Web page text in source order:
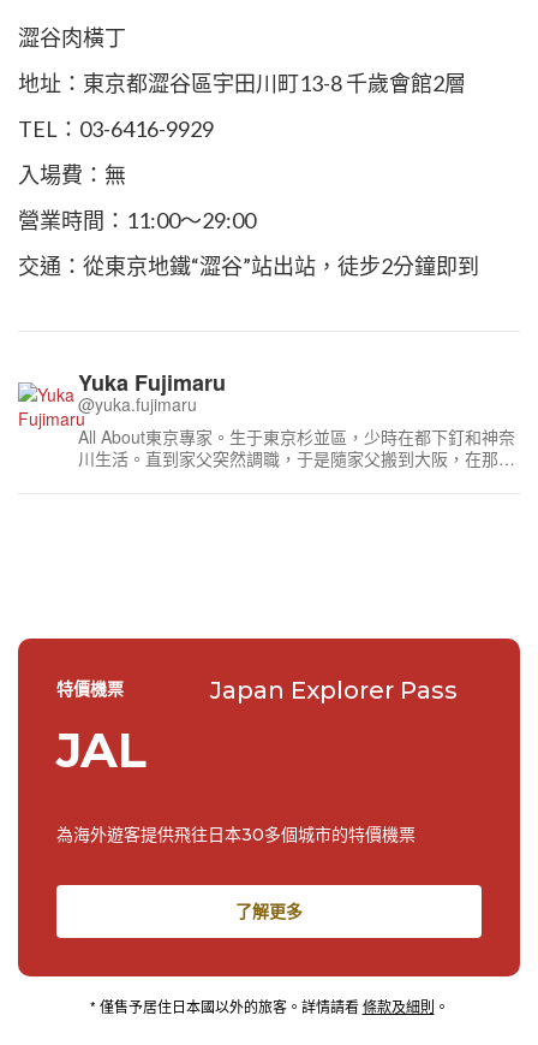
澀谷肉橫丁
地址：東京都澀谷區宇田川町13-8 千歲會館2層
TEL：03-6416-9929
入場費：無
營業時間：11:00～29:00
交通：從東京地鐵“澀谷”站出站，徒步2分鐘即到
Yuka Fujimaru
@yuka.fujimaru
All About東京專家。生于東京杉並區，少時在都下釘和神奈
川生活。直到家父突然調職，于是隨家父搬到大阪，在那裏
特價機票
JAL
Japan Explorer Pass
為海外遊客提供飛往日本30多個城市的特價機票
了解更多
* 僅售予居住日本國以外的旅客。詳情請看條款及細則 。